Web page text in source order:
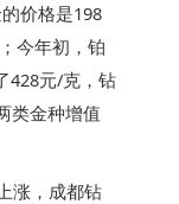
价格是198
今年初，铂
428元/克，钻
类金种增值
涨，成都钻